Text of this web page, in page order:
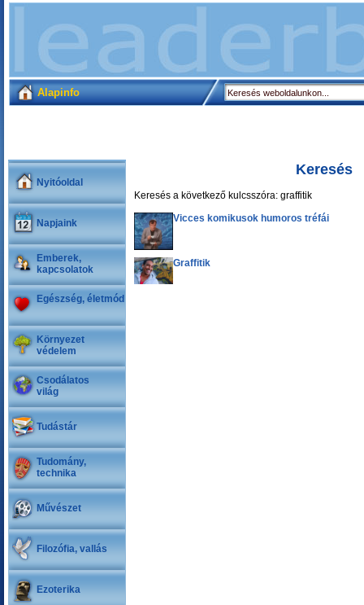
Alapinfo
Nyitóoldal
Napjaink
Emberek,
kapcsolatok
Egészség, életmód
Környezet
védelem
Csodálatos
világ
Tudástár
Tudomány,
technika
Művészet
Filozófia, vallás
Ezoterika
Keresés
Keresés a következő kulcsszóra: graffitik
Vicces komikusok humoros tréfái
Graffitik